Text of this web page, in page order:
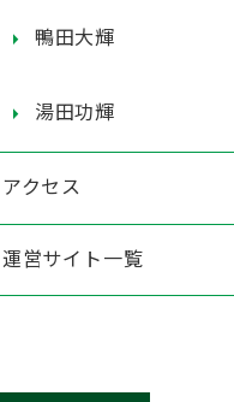
鴨田大輝
湯田功輝
アクセス
運営サイト一覧